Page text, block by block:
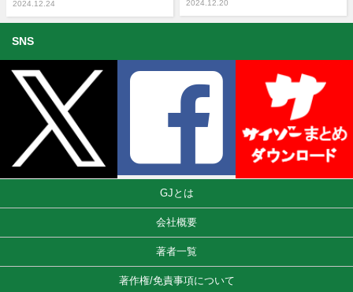
2024.12.24 2024.12.20
SNS
GJとは
会社概要
著者一覧
著作権/免責事項について